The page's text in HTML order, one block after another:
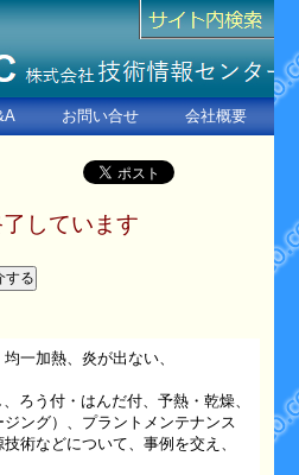
お問い合せ 会社概要
しています
一加熱、炎が出ない、
ろう付・はんだ付、予熱・乾燥、
ング）、プラントメンテナンス
術などについて、事例を交え、